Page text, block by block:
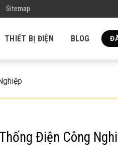
Sitemap
THIẾT BỊ ĐIỆN BLOG
Điện Công